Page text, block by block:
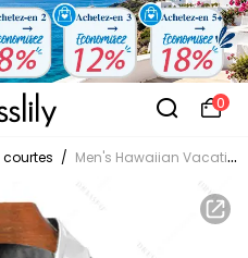
0
courtes / Men's Hawaiian Vacation Shirt Hibiscus Floral Tropical Leaf Print Button Up Shirt